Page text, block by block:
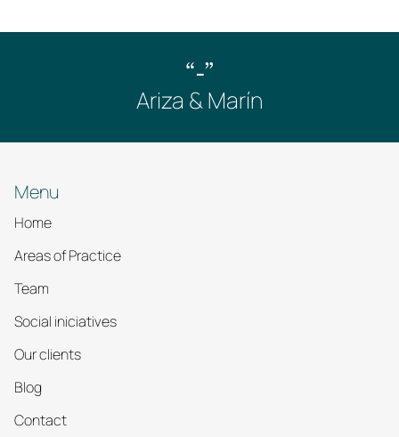
“-”
Ariza & Marín
Menu
Home
Areas of Practice
Team
Social iniciatives
Our clients
Blog
Contact